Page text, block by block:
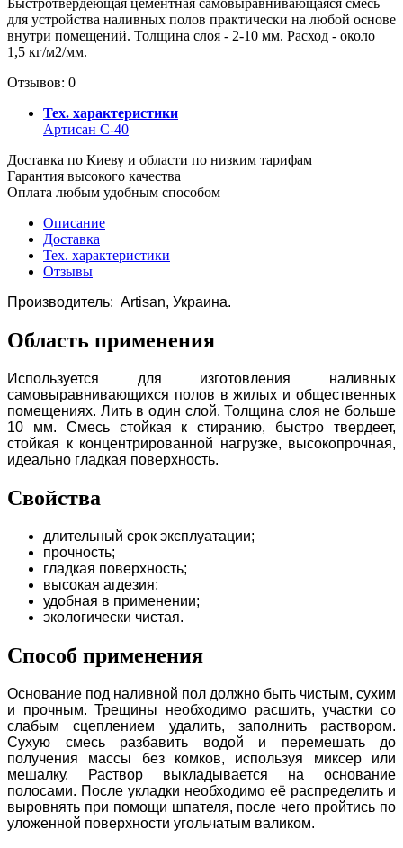
Быстротвердеющая цементная самовыравнивающаяся смесь
для устройства наливных полов практически на любой основе
внутри помещений. Толщина слоя - 2-10 мм. Расход - около
1,5 кг/м2/мм.
Отзывов: 0
Тех. характеристики
Артисан С-40
Доставка по Киеву и области по низким тарифам
Гарантия высокого качества
Оплата любым удобным способом
Описание
Доставка
Тех. характеристики
Отзывы
Производитель: Artisan, Украина.
Область применения
Используется для изготовления наливных
самовыравнивающихся полов в жилых и общественных
помещениях. Лить в один слой. Толщина слоя не больше
10 мм. Смесь стойкая к стиранию, быстро твердеет,
стойкая к концентрированной нагрузке, высокопрочная,
идеально гладкая поверхность.
Свойства
длительный срок эксплуатации;
прочность;
гладкая поверхность;
высокая агдезия;
удобная в применении;
экологически чистая.
Способ применения
Основание под наливной пол должно быть чистым, сухим
и прочным. Трещины необходимо расшить, участки со
слабым сцеплением удалить, заполнить раствором.
Сухую смесь разбавить водой и перемешать до
получения массы без комков, используя миксер или
мешалку. Раствор выкладывается на основание
полосами. После укладки необходимо её распределить и
выровнять при помощи шпателя, после чего пройтись по
уложенной поверхности угольчатым валиком.